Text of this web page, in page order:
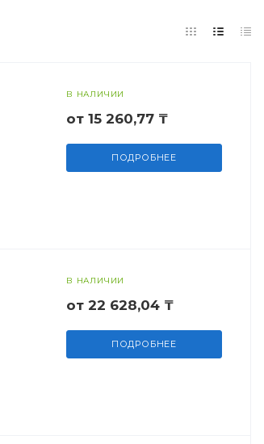
В НАЛИЧИИ
от 15 260,77 ₸
ПОДРОБНЕЕ
В НАЛИЧИИ
от 22 628,04 ₸
ПОДРОБНЕЕ